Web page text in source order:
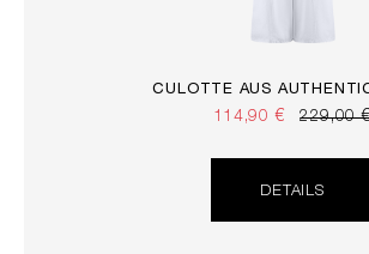
CULOTTE AUS
114,90 € 229,00
DETAILS